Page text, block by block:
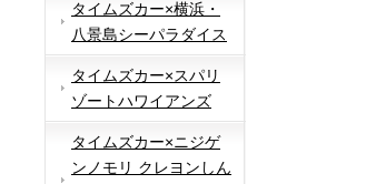
タイムズカー×横浜・
八景島シーパラダイス
タイムズカー×スパリ
ゾートハワイアンズ
タイムズカー×ニジゲ
ンノモリ クレヨンしん